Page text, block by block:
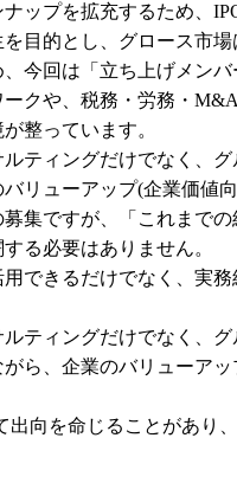
ップを拡充するため、
目的とし、グロース市
今回は「立ち上げメン
クや、税務・労務・
整っています。
ティングだけでなく、
リューアップ(企業価値
集ですが、「これまで
る必要はありません。
できるだけでなく、実
ティングだけでなく、
ら、企業のバリューア
出向を命じることがあり